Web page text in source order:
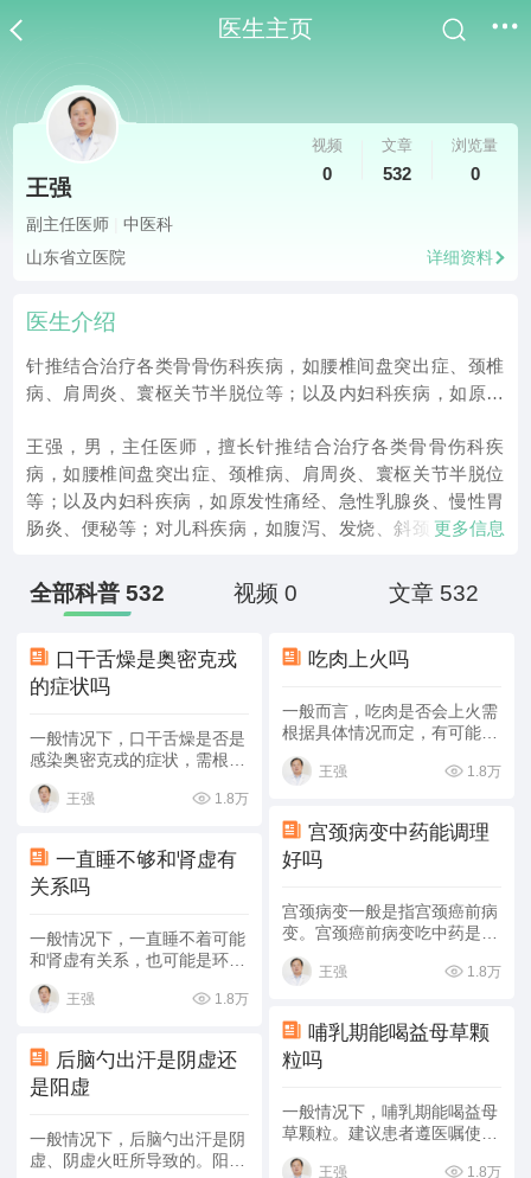
医生主页
王强
副主任医师
中医科
山东省立医院
详细资料
视频
0
文章
532
浏览量
0
医生介绍
针推结合治疗各类骨骨伤科疾病，如腰椎间盘突出症、颈椎
病、肩周炎、寰枢关节半脱位等；以及内妇科疾病，如原发
如腹泻、发烧、斜颈、桡骨头半脱位、假性近视等
王强，男，主任医师，擅长针推结合治疗各类骨骨伤科疾
病，如腰椎间盘突出症、颈椎病、肩周炎、寰枢关节半脱位
等；以及内妇科疾病，如原发性痛经、急性乳腺炎、慢性胃
肠炎、便秘等；对儿科疾病，如腹泻、发烧、斜颈、桡骨头
更多信息
全部科普 532 视频 0 文章 532
口干舌燥是奥密克戎
的症状吗
一般情况下，口干舌燥是否是
感染奥密克戎的症状，需根据
实际情况进行判断。口干舌燥
可能是饮水过少、阴虚火旺、
析如下：
王强 1.8万
一直睡不够和肾虚有
关系吗
一般情况下，一直睡不着可能
和肾虚有关系，也可能是环境
因素导致的，和肾虚没关系，
应该及时检查，对症治疗。具
王强 1.8万
后脑勺出汗是阴虚还
是阳虚
一般情况下，后脑勺出汗是阴
虚、阴虚火旺所导致的。阳虚
吃肉上火吗
一般而言，吃肉是否会上火需
根据具体情况而定，有可能不
会上火，也有可能会上火。具
体分析如下：
王强 1.8万
宫颈病变中药能调理
好吗
宫颈病变一般是指宫颈癌前病
变。宫颈癌前病变吃中药是很
难调理好的，主要以西医治疗
为主，中药调理为辅。具体分
王强 1.8万
哺乳期能喝益母草颗
粒吗
一般情况下，哺乳期能喝益母
草颗粒。建议患者遵医嘱使用
益母草颗粒。具体分析如下：
王强 1.8万